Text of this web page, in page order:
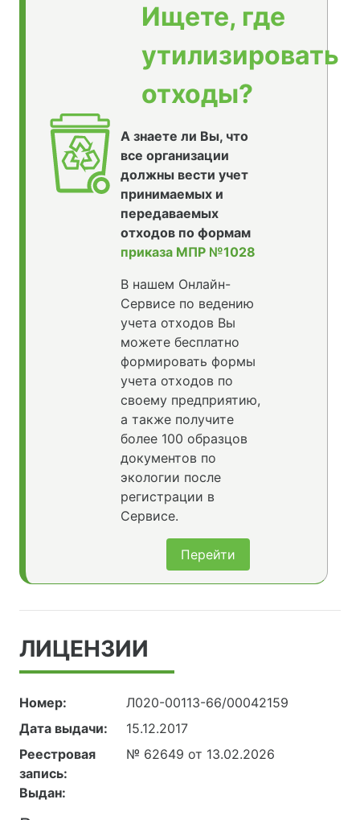
Ищете, где
утилизировать
отходы?
А знаете ли Вы, что
все организации
должны вести учет
принимаемых и
передаваемых
отходов по формам
приказа МПР №1028
В нашем Онлайн-
Сервисе по ведению
учета отходов Вы
можете бесплатно
формировать формы
учета отходов по
своему предприятию,
а также получите
более 100 образцов
документов по
экологии после
регистрации в
Сервисе.
Перейти
ЛИЦЕНЗИИ
Номер:
Л020-00113-66/00042159
Дата выдачи:
15.12.2017
Реестровая
запись:
№ 62649 от 13.02.2026
Выдан: